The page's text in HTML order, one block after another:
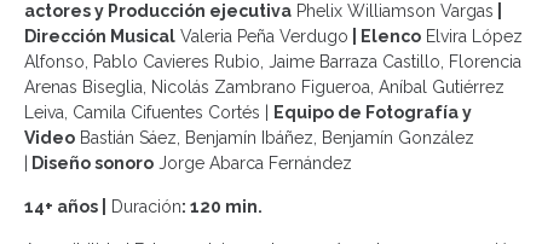
actores y Producción ejecutiva Phelix Williamson Vargas
Dirección Musical Valeria Peña Verdugo | Elenco Elvira López
Alfonso, Pablo Cavieres Rubio, Jaime Barraza Castillo, Florencia
Arenas Biseglia, Nicolás Zambrano Figueroa, Aníbal Gutiérrez
Leiva, Camila Cifuentes Cortés |
Equipo de Fotografía y
Video Bastián Sáez, Benjamín Ibáñez, Benjamín González
Diseño sonoro Jorge Abarca Fernández
14+ años | Duración: 120 min.